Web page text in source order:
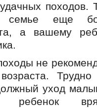
походов.
семье еще
а вашему
не
уход
ребенок